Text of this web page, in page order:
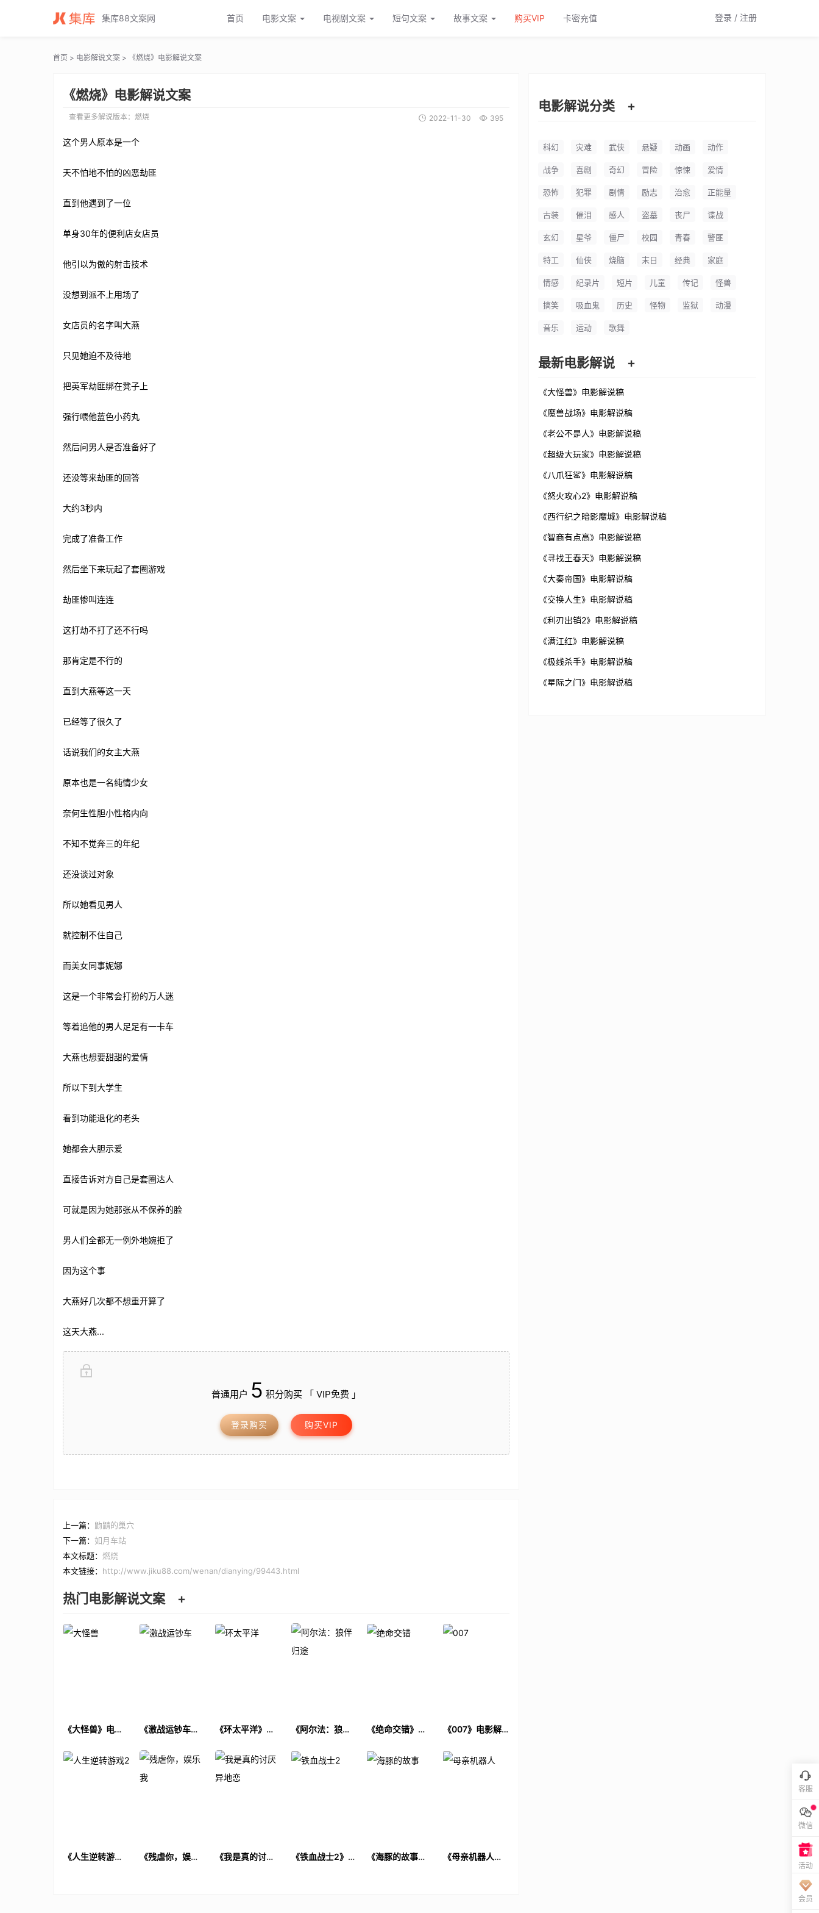
燃烧电影解说文案_燃烧电影解说词_燃烧电影解说稿
集库88文案网 首页 电影文案 电视剧文案 短句文案 故事文案 购买VIP 卡密充值 登录 / 注册
首页 > 电影解说文案 > 《燃烧》电影解说文案
《燃烧》电影解说文案
查看更多解说版本： 燃烧 2022-11-30 395
这个男人原本是一个
天不怕地不怕的凶恶劫匪
直到他遇到了一位
单身30年的便利店女店员
他引以为傲的射击技术
没想到派不上用场了
女店员的名字叫大燕
只见她迫不及待地
把英军劫匪绑在凳子上
强行喂他蓝色小药丸
然后问男人是否准备好了
还没等来劫匪的回答
大约3秒内
完成了准备工作
然后坐下来玩起了套圈游戏
劫匪惨叫连连
这打劫不打了还不行吗
那肯定是不行的
直到大燕等这一天
已经等了很久了
话说我们的女主大燕
原本也是一名纯情少女
奈何生性胆小性格内向
不知不觉奔三的年纪
还没谈过对象
所以她看见男人
就控制不住自己
而美女同事妮娜
这是一个非常会打扮的万人迷
等着追他的男人足足有一卡车
大燕也想要甜甜的爱情
所以下到大学生
看到功能退化的老头
她都会大胆示爱
直接告诉对方自己是套圈达人
可就是因为她那张从不保养的脸
男人们全都无一例外地婉拒了
因为这个事
大燕好几次都不想重开算了
这天大燕...
普通用户 5 积分购买 「 VIP免费 」
登录购买 购买VIP
上一篇： 鼩鼱的巢穴
下一篇： 如月车站
本文标题： 燃烧
本文链接： http://www.jiku88.com/wenan/dianying/99443.html
热门电影解说文案 +
《大怪兽》电影
《激战运钞车》
《环太平洋》电
《阿尔法：狼伴
文案
《绝命交错》电
《007》电影解
《人生逆转游戏
《残虐你，娱乐
《我是真的讨厌
《铁血战士2》电
《海豚的故事》
《母亲机器人》
电影解说分类 +
科幻 灾难 武侠 悬疑 动画 动作
战争 喜剧 奇幻 冒险 惊悚 爱情
恐怖 犯罪 剧情 励志 治愈 正能量
古装 催泪 感人 盗墓 丧尸 谍战
玄幻 星爷 僵尸 校园 青春 警匪
特工 仙侠 烧脑 末日 经典 家庭
情感 纪录片 短片 儿童 传记 怪兽
搞笑 吸血鬼 历史 怪物 监狱 动漫
音乐 运动 歌舞
最新电影解说 +
《大怪兽》电影解说稿
《魔兽战场》电影解说稿
《老公不是人》电影解说稿
《超级大玩家》电影解说稿
《八爪狂鲨》电影解说稿
《怒火攻心2》电影解说稿
《西行纪之暗影魔城》电影解说稿
《智商有点高》电影解说稿
《寻找王春天》电影解说稿
《大秦帝国》电影解说稿
《交换人生》电影解说稿
《利刃出销2》电影解说稿
《满江红》电影解说稿
《极线杀手》电影解说稿
《星际之门》电影解说稿
客服
微信
活动
会员